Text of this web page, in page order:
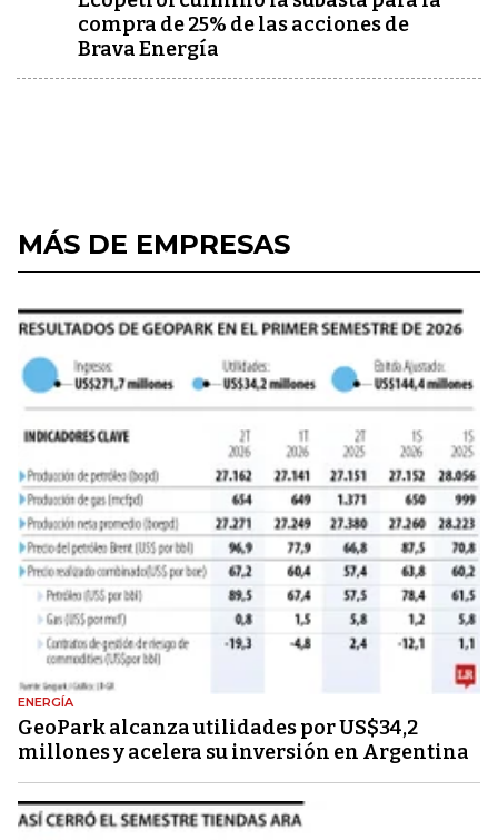
compra de 25% de las acciones de
Brava Energía
MÁS DE EMPRESAS
ENERGÍA
GeoPark alcanza utilidades por US$34,2
millones y acelera su inversión en Argentina